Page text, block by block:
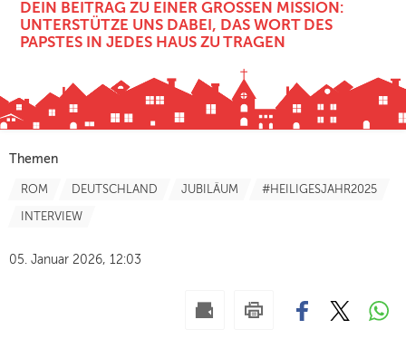
DEIN BEITRAG ZU EINER GROSSEN MISSION: U
NTERSTÜTZE UNS DABEI, DAS WORT DES P
APSTES IN JEDES HAUS ZU TRAGEN
Themen
ROM DEUTSCHLAND JUBILÄUM #HEILIGESJAHR2025
INTERVIEW
05. Januar 2026, 12:03